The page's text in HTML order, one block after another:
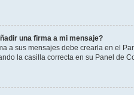
una firma a mi mensaje?
a sus mensajes debe crearla en el
la casilla correcta en su Panel de